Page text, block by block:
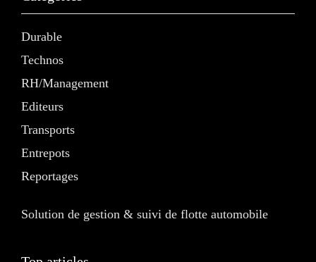
Durable
Technos
RH/Management
Editeurs
Transports
Entrepots
Reportages
Solution de gestion & suivi de flotte automobile